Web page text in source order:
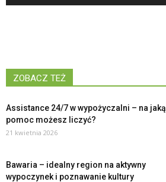
ZOBACZ TEŻ
Assistance 24/7 w wypożyczalni – na jaką
pomoc możesz liczyć?
21 kwietnia 2026
Bawaria – idealny region na aktywny
wypoczynek i poznawanie kultury